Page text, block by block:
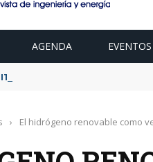
AGENDA EVENTOS
prepara una subasta de
› El hidrógeno renovable como